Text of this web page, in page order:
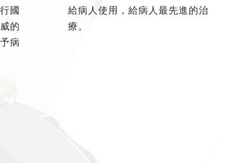
國
的
病
給病人使用，給病人最先進的治
療。